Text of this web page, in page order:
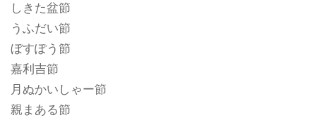
しきた盆節
うふだい節
ぼすぽう節
嘉利吉節
月ぬかいしゃー節
親まある節